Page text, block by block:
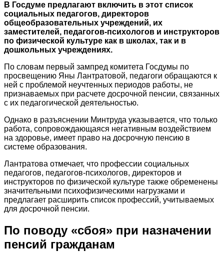
В Госдуме предлагают включить в этот список
социальных педагогов, директоров
общеобразовательных учреждений, их
заместителей, педагогов-психологов и инструкторов
по физической культуре как в школах, так и в
дошкольных учреждениях.
По словам первый зампред комитета Госдумы по
просвещению Яны Лантратовой, педагоги обращаются к
ней с проблемой неучтенных периодов работы, не
признаваемых при расчете досрочной пенсии, связанных
с их педагогической деятельностью.
Однако в разъяснении Минтруда указывается, что только
работа, сопровождающаяся негативным воздействием
на здоровье, имеет право на досрочную пенсию в
системе образования.
Лантратова отмечает, что профессии социальных
педагогов, педагогов-психологов, директоров и
инструкторов по физической культуре также обременены
значительными психофизическими нагрузками и
предлагает расширить список профессий, учитываемых
для досрочной пенсии.
По поводу «сбоя» при назначении
пенсий гражданам